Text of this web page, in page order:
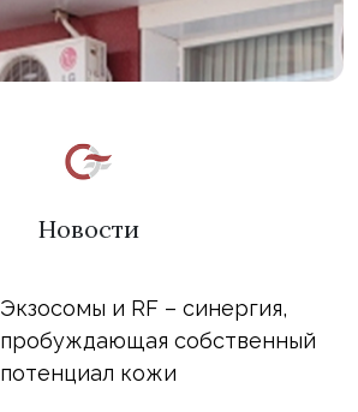
Новости
Экзосомы и RF – синергия,
пробуждающая собственный
потенциал кожи